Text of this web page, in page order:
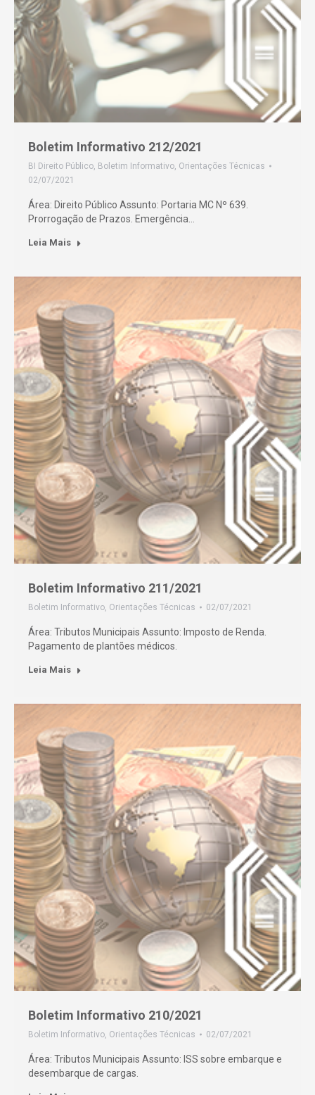
Boletim Informativo 212/2021
BI Direito Público, Boletim Informativo, Orientações Técnicas
02/07/2021
Área: Direito Público Assunto: Portaria MC Nº 639.
Prorrogação de Prazos. Emergência…
Leia Mais
Boletim Informativo 211/2021
Boletim Informativo, Orientações Técnicas 02/07/2021
Área: Tributos Municipais Assunto: Imposto de Renda.
Pagamento de plantões médicos.
Leia Mais
Boletim Informativo 210/2021
Boletim Informativo, Orientações Técnicas 02/07/2021
Área: Tributos Municipais Assunto: ISS sobre embarque e
desembarque de cargas.